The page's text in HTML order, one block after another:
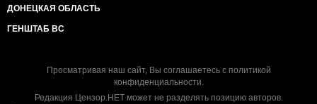
ДОНЕЦКАЯ ОБЛАСТЬ
ГЕНШТАБ ВС
Просматривая наш сайт, Вы соглашаетесь с политикой
конфиденциальности.
Редакция Цензор.НЕТ может не разделять позицию авторов.